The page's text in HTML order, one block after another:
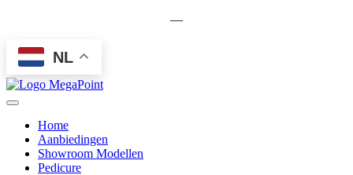
—
NL
Home
Aanbiedingen
Showroom Modellen
Pedicure